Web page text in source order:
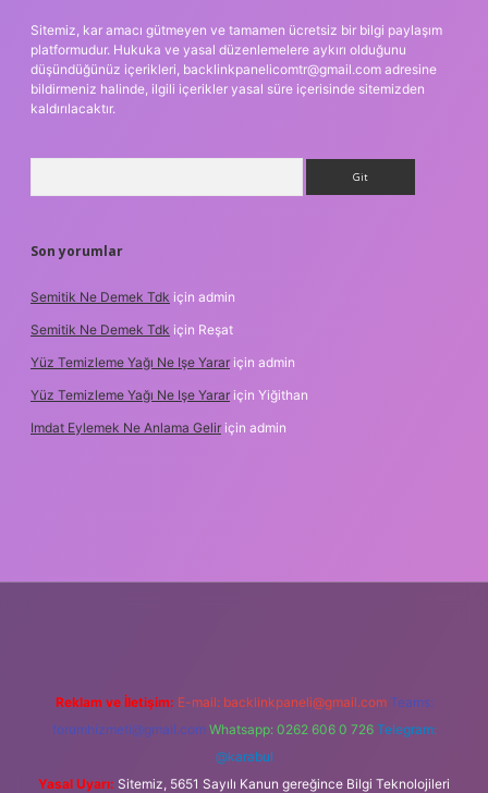
Sitemiz, kar amacı gütmeyen ve tamamen ücretsiz bir bilgi paylaşım
platformudur. Hukuka ve yasal düzenlemelere aykırı olduğunu
düşündüğünüz içerikleri, backlinkpanelicomtr@gmail.com adresine
bildirmeniz halinde, ilgili içerikler yasal süre içerisinde sitemizden
kaldırılacaktır.
Son yorumlar
Semitik Ne Demek Tdk için admin
Semitik Ne Demek Tdk için Reşat
Yüz Temizleme Yağı Ne Işe Yarar için admin
Yüz Temizleme Yağı Ne Işe Yarar için Yiğithan
Imdat Eylemek Ne Anlama Gelir için admin
Reklam ve İletişim: E-mail: backlinkpaneli@gmail.com Teams:
forumhizmeti@gmail.com Whatsapp: 0262 606 0 726 Telegram:
@karabul
Yasal Uyarı: Sitemiz, 5651 Sayılı Kanun gereğince Bilgi Teknolojileri